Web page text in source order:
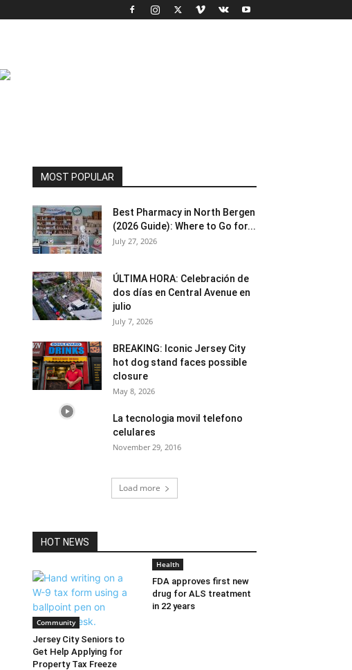
MOST POPULAR
Best Pharmacy in North Bergen
(2026 Guide): Where to Go for...
July 27, 2026
ÚLTIMA HORA: Celebración de
dos días en Central Avenue en
julio
July 7, 2026
BREAKING: Iconic Jersey City
hot dog stand faces possible
closure
May 8, 2026
La tecnologia movil telefono
celulares
November 29, 2016
Load more
HOT NEWS
Community
Jersey City Seniors to
Get Help Applying for
Property Tax Freeze
Health
FDA approves first new
drug for ALS treatment
in 22 years